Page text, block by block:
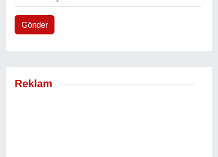
Gönder
Reklam